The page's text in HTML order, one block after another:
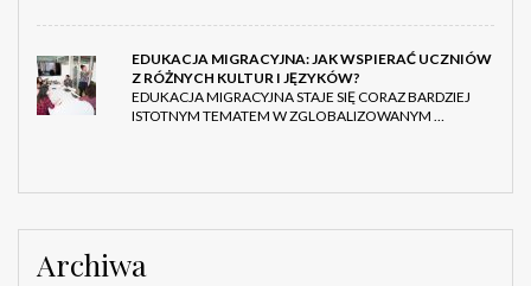
EDUKACJA MIGRACYJNA: JAK WSPIERAĆ UCZNIÓW
Z RÓŻNYCH KULTUR I JĘZYKÓW?
EDUKACJA MIGRACYJNA STAJE SIĘ CORAZ BARDZIEJ
ISTOTNYM TEMATEM W ZGLOBALIZOWANYM …
Archiwa